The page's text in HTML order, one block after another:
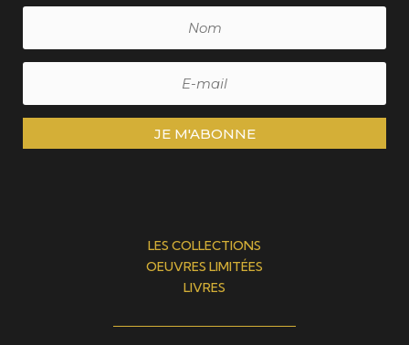
JE M'ABONNE
LES COLLECTIONS
OEUVRES LIMITÉES
LIVRES